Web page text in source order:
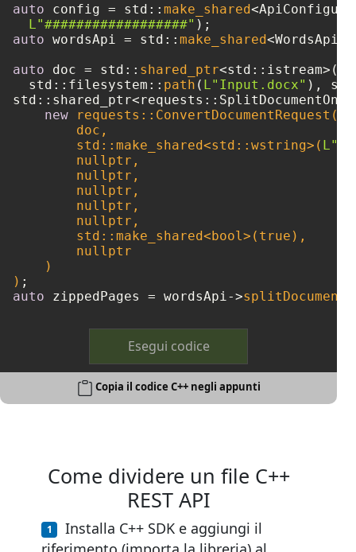
auto config = std:: make_shared
L"##################"
auto wordsApi = std:: make_shared
auto doc = std:: shared_ptr<std::istream>(
  std::filesystem::
path ( L"Input.docx"
new requests::ConvertDocumentRequest(
        doc,
        std::make_shared<std::wstring>(
nullptr ,
nullptr ,
nullptr ,
nullptr ,
nullptr ,
        std::make_shared<
bool>( true ),
nullptr
    )
)
auto zippedPages = wordsApi->
Esegui codice
Copia il codice C++ negli appunti
Come dividere un file C++
REST API
Installa C++ SDK e aggiungi il